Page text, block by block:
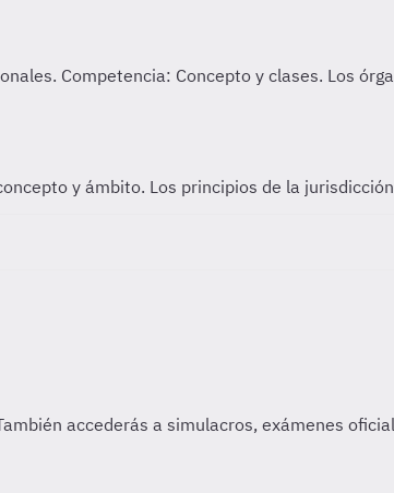
y ámbito. Los principios de la jurisdicción